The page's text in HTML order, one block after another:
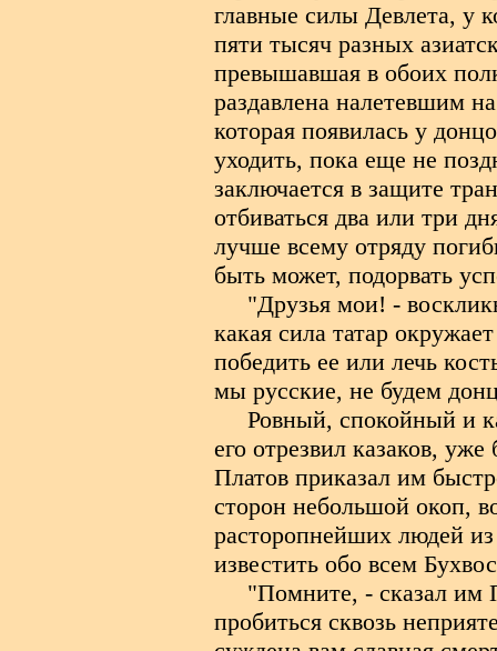
главные силы Девлета, у
пяти тысяч разных
превышавшая в обоих
раздавлена налетевшим
которая появилась у
уходить, пока еще не
заключается в защите
отбиваться два или три
лучше всему отряду
быть может, подорвать
"Друзья мои! -
какая сила татар
победить ее или лечь
мы русские, не будем
Ровный, спокойный и
его отрезвил казаков,
Платов приказал им
сторон небольшой окоп,
расторопнейших людей
известить обо всем
"Помните, - сказал им
пробиться сквозь